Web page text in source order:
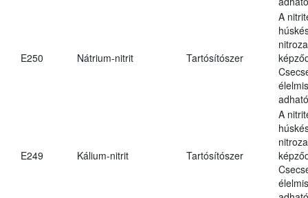
E250 Nátrium-nitrit Tartósítószer
A
E249 Kálium-nitrit Tartósítószer
A